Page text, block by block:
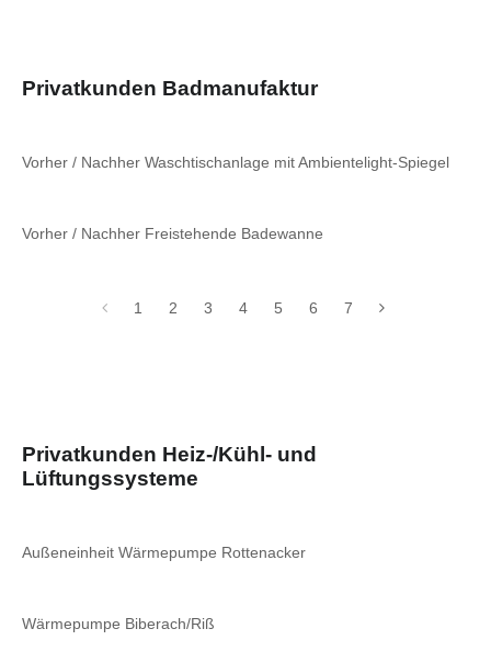
Privatkunden Badmanufaktur
Vorher / Nachher Waschtischanlage mit Ambientelight-Spiegel
Vorher / Nachher Freistehende Badewanne
1 2 3 4 5 6 7
Privatkunden Heiz-/Kühl- und
Lüftungssysteme
Außeneinheit Wärmepumpe Rottenacker
Wärmepumpe Biberach/Riß